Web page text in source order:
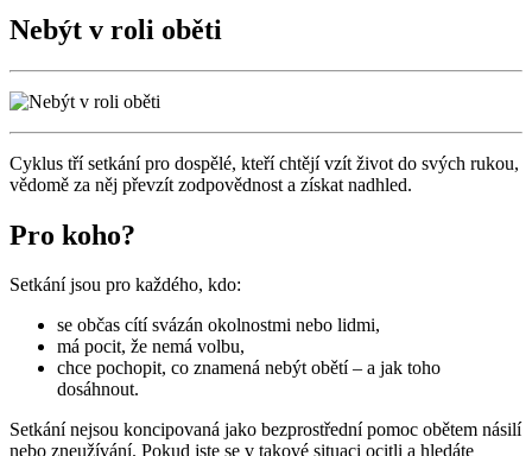
Nebýt v roli oběti
Cyklus tří setkání pro dospělé, kteří chtějí vzít život do svých rukou,
vědomě za něj převzít zodpovědnost a získat nadhled.
Pro koho?
Setkání jsou pro každého, kdo:
se občas cítí svázán okolnostmi nebo lidmi,
má pocit, že nemá volbu,
chce pochopit, co znamená nebýt obětí – a jak toho
dosáhnout.
Setkání nejsou koncipovaná jako bezprostřední pomoc obětem násilí
nebo zneužívání. Pokud jste se v takové situaci ocitli a hledáte